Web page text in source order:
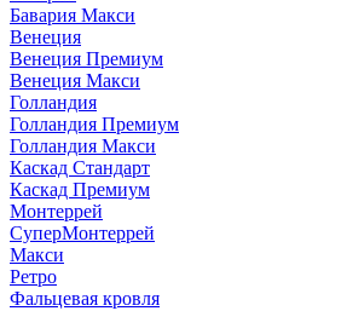
Бавария Макси
Венеция
Венеция Премиум
Венеция Макси
Голландия
Голландия Премиум
Голландия Макси
Каскад Стандарт
Каскад Премиум
Монтеррей
СуперМонтеррей
Макси
Ретро
Фальцевая кровля